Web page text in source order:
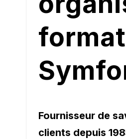
Fournisseur de
clients depuis